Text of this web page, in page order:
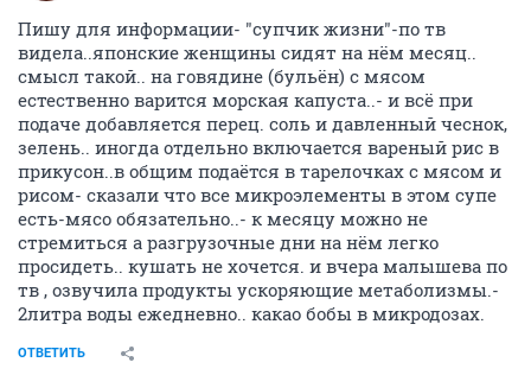
Пишу для информации- "супчик жизни"-по тв
видела..японские женщины сидят на нём месяц..
смысл такой.. на говядине (бульён) с мясом
естественно варится морская капуста..- и всё при
подаче добавляется перец. соль и давленный чеснок,
зелень.. иногда отдельно включается вареный рис в
прикусон..в общим подаётся в тарелочках с мясом и
рисом- сказали что все микроэлементы в этом супе
есть-мясо обязательно..- к месяцу можно не
стремиться а разгрузочные дни на нём легко
просидеть.. кушать не хочется. и вчера малышева по
тв , озвучила продукты ускоряющие метаболизмы.-
2литра воды ежедневно.. какао бобы в микродозах.
ОТВЕТИТЬ